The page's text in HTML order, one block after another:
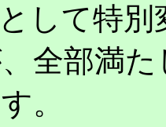
して特別
全部満
。